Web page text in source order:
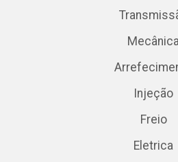
Injeção
Freio
Eletrica